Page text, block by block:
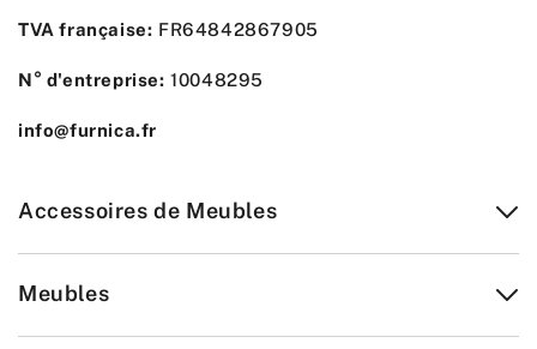
TVA française: FR64842867905
N° d'entreprise: 10048295
info@furnica.fr
Accessoires de Meubles
Meubles